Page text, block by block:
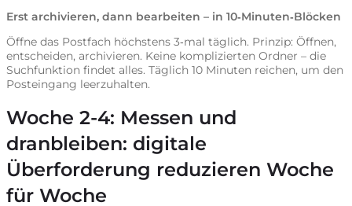
Erst archivieren, dann bearbeiten – in 10‑Minuten‑Blöcken
Öffne das Postfach höchstens 3‑mal täglich. Prinzip: Öffnen,
entscheiden, archivieren. Keine komplizierten Ordner – die
Suchfunktion findet alles. Täglich 10 Minuten reichen, um den
Posteingang leerzuhalten.
Woche 2-4: Messen und
dranbleiben: digitale
Überforderung reduzieren Woche
für Woche